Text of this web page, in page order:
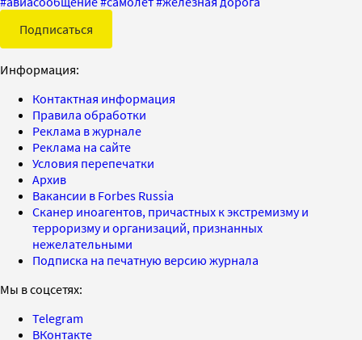
Подписаться
Информация:
Контактная информация
Правила обработки
Реклама в журнале
Реклама на сайте
Условия перепечатки
Архив
Вакансии в Forbes Russia
Сканер иноагентов, причастных к экстремизму и
терроризму и организаций, признанных
нежелательными
Подписка на печатную версию журнала
Мы в соцсетях:
Telegram
ВКонтакте